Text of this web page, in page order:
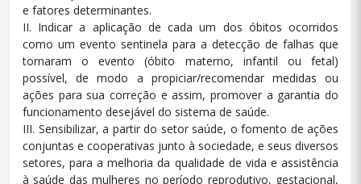
e fatores determinantes.
II. Indicar a aplicação de cada um dos óbitos ocorridos
como um evento sentinela para a detecção de falhas que
tornaram o evento (óbito materno, infantil ou fetal)
possível, de modo a propiciar/recomendar medidas ou
ações para sua correção e assim, promover a garantia do
funcionamento desejável do sistema de saúde.
III. Sensibilizar, a partir do setor saúde, o fomento de ações
conjuntas e cooperativas junto à sociedade, e seus diversos
setores, para a melhoria da qualidade de vida e assistência
à saúde das mulheres no período reprodutivo, gestacional,